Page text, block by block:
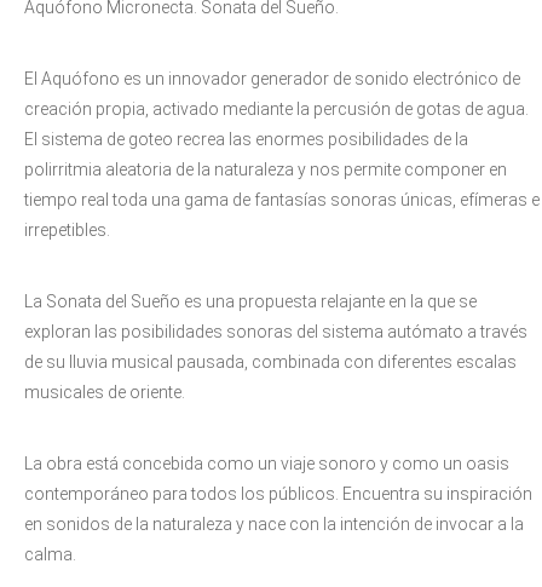
Aquófono Micronecta. Sonata del Sueño.
El Aquófono es un innovador generador de sonido electrónico de
creación propia, activado mediante la percusión de gotas de agua.
El sistema de goteo recrea las enormes posibilidades de la
polirritmia aleatoria de la naturaleza y nos permite componer en
tiempo real toda una gama de fantasías sonoras únicas, efímeras e
irrepetibles.
La Sonata del Sueño es una propuesta relajante en la que se
exploran las posibilidades sonoras del sistema autómato a través
de su lluvia musical pausada, combinada con diferentes escalas
musicales de oriente.
La obra está concebida como un viaje sonoro y como un oasis
contemporáneo para todos los públicos. Encuentra su inspiración
en sonidos de la naturaleza y nace con la intención de invocar a la
calma.